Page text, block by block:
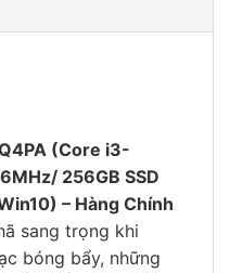
(Core i3-
256GB SSD
– Hàng Chính
sang trọng khi
bóng bẩy, những